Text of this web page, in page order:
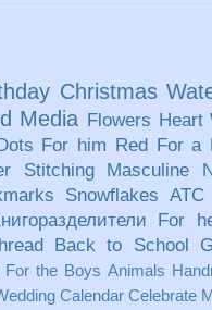
Christmas
Media Flowers Heart
Dots For him Red
For a
Stitching Masculine
Snowflakes ATC
For
Back to School
For the Boys Animals
Calendar Celebrate